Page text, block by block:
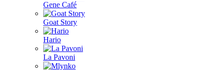
Gene Café
Goat Story
Hario
La Pavoni